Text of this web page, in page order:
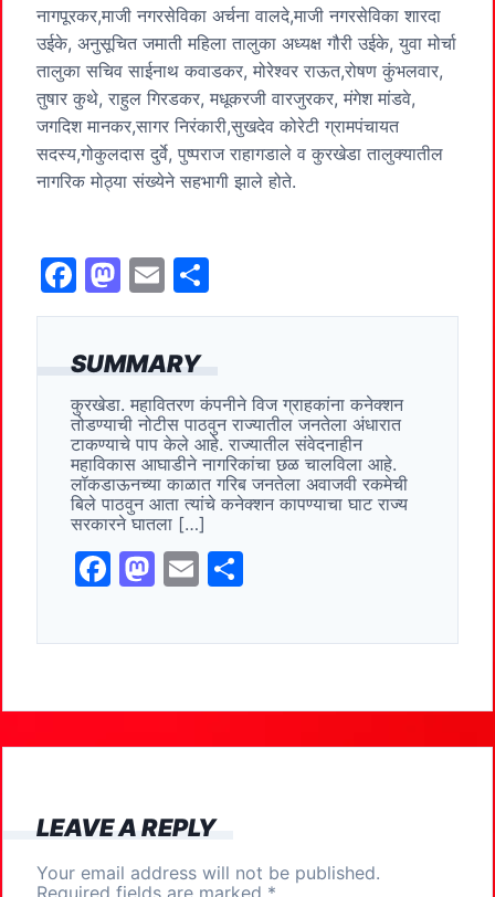
SUMMARY
कुरखेडा. महावितरण कंपनीने विज ग्राहकांना कनेक्‍शन
तोडण्‍याची नोटीस पाठवुन राज्‍यातील जनतेला अंधारात
टाकण्‍याचे पाप केले आहे. राज्‍यातील संवेदनाहीन
महाविकास आघाडीने नागरिकांचा छळ चालविला आहे.
लॉकडाऊनच्‍या काळात गरिब जनतेला अवाजवी रकमेची
बिले पाठवुन आता त्‍यांचे कनेक्‍शन कापण्‍याचा घाट राज्‍य
सरकारने घातला […]
F
c
b
o
k
M
st
d
o
E
ai ar
नागपूरकर,माजी नगरसेविका अर्चना वालदे,माजी नगरसेविका शारदा
उईके, अनुसूचित जमाती महिला तालुका अध्यक्ष गौरी उईके, युवा मोर्चा
तालुका सचिव साईनाथ कवाडकर, मोरेश्वर राऊत,रोषण कुंभलवार,
तुषार कुथे, राहुल गिरडकर, मधूकरजी वारजुरकर, मंगेश मांडवे,
जगदिश मानकर,सागर निरंकारी,सुखदेव कोरेटी ग्रामपंचायत
सदस्य,गोकुलदास दुर्वे, पुष्पराज राहागडाले व कुरखेडा तालुक्यातील
नागरिक मोठ्या संख्येने सहभागी झाले होते.
F
a
c
e
b
o
o
k
M
a
st
o
d
o
n
E
m
ai
l
h
LEAVE A REPLY
Your email address will not be published.
Required fields are marked *